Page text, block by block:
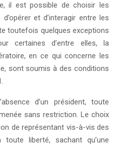
il est possible de choisir les
et d’interagir entre les
toutefois quelques exceptions
certaines d’entre elles, la
en ce qui concerne les
sont soumis à des conditions
.
d’un président, toute
sans restriction. Le choix
de représentant vis-à-vis des
liberté, sachant qu’une